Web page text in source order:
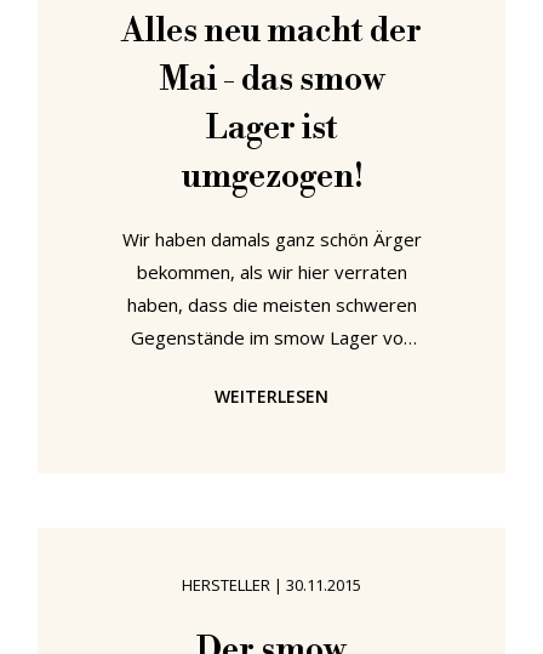
das erklärt nur einen Teil des
Ganzen - nämlich was smow macht.
Aber was ist smow und wie
Alles neu macht der
Mai - das smow
Lager ist
umgezogen!
Wir haben damals ganz schön Ärger
bekommen, als wir hier verraten
haben, dass die meisten schweren
Gegenstände im smow Lager von
werden. Aber nicht etwa von
haben. USM Haller Möbel, die von
Eames Elephants ins smow Lager
WEITERLESEN
HERSTELLER | 30.11.2015